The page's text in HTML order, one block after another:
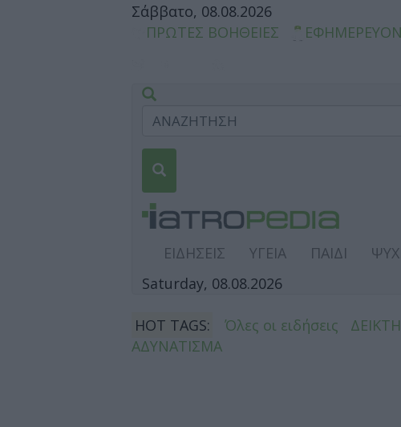
Σάββατο, 08.08.2026
ΠΡΩΤΕΣ ΒΟΗΘΕΙΕΣ
ΕΙΔΗΣΕΙΣ ΥΓΕΙΑ ΠΑΙΔΙ
Saturday, 08.08.2026
HOT TAGS: Όλες οι ειδήσεις
ΑΔΥΝΑΤΙΣΜΑ